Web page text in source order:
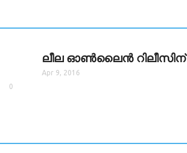
0
ലീല ഓണ്‍ലൈന്‍ റിലീസിന്
Apr 9, 2016